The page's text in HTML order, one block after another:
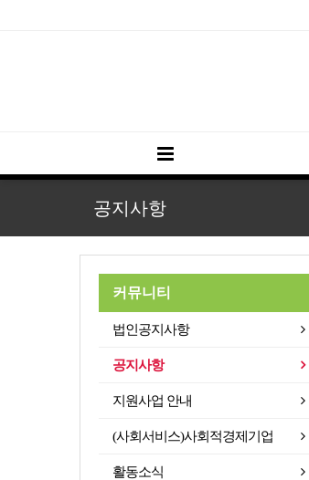
공지사항
커뮤니티
법인공지사항
공지사항
지원사업 안내
(사회서비스)사회적경제기업
활동소식